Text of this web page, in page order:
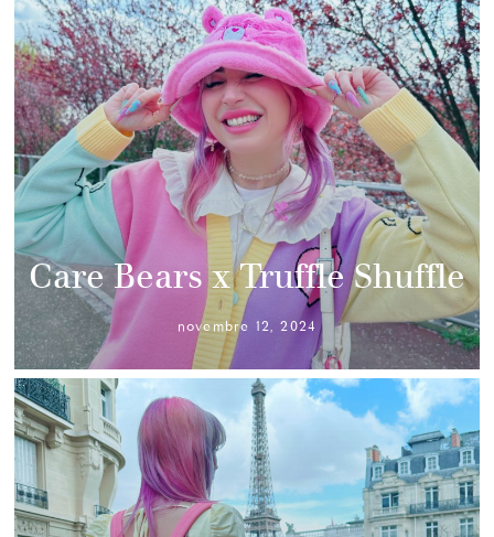
Care Bears x Truffle Shuffle
novembre 12, 2024